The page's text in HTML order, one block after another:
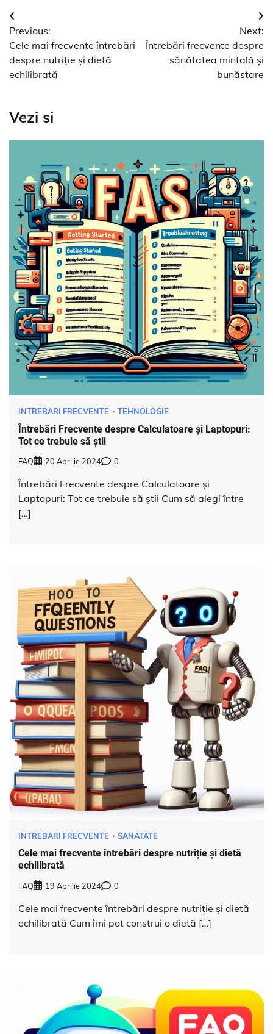
Navigare
în
articole
Previous:
Cele mai frecvente întrebări
despre nutriție și dietă
echilibrată
Next:
Întrebări frecvente despre
sănătatea mintală și
bunăstare
Vezi si
INTREBARI FRECVENTE TEHNOLOGIE
Întrebări Frecvente despre Calculatoare și Laptopuri:
Tot ce trebuie să știi
FAQ 20 Aprilie 2024 0
Întrebări Frecvente despre Calculatoare și
Laptopuri: Tot ce trebuie să știi Cum să alegi între
[…]
INTREBARI FRECVENTE SANATATE
Cele mai frecvente întrebări despre nutriție și dietă
echilibrată
FAQ 19 Aprilie 2024 0
Cele mai frecvente întrebări despre nutriție și dietă
echilibrată Cum îmi pot construi o dietă […]